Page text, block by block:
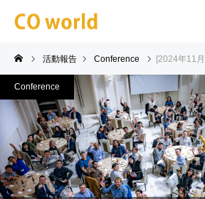
活動報告 Conference [2024年11月
Conference